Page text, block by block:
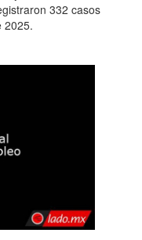
332 casos
2025.